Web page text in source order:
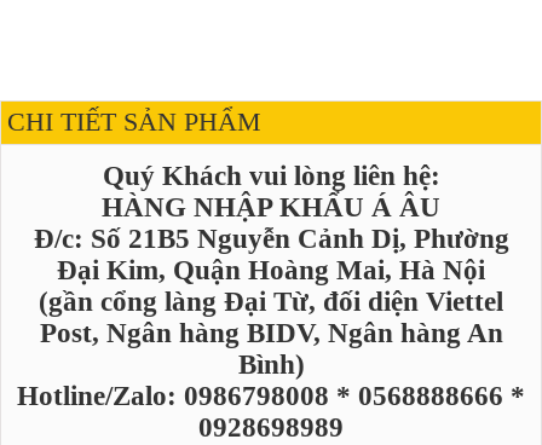
CHI TIẾT SẢN PHẨM
Quý Khách vui lòng liên hệ:
HÀNG NHẬP KHẨU Á ÂU
Đ/c: Số 21B5 Nguyễn Cảnh Dị, Phường
Đại Kim, Quận Hoàng Mai, Hà Nội
(gần cổng làng Đại Từ, đối diện Viettel
Post, Ngân hàng BIDV, Ngân hàng An
Bình)
Hotline/Zalo: 0986798008 * 0568888666 *
0928698989